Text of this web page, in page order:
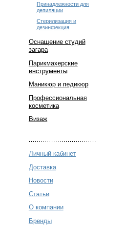
Принадлежности для
депиляции
Стерилизация и
дезинфекция
Оснащение студий
загара
Парикмахерские
инструменты
Маникюр и педикюр
Профессиональная
косметика
Визаж
Личный кабинет
Доставка
Новости
Статьи
О компании
Бренды